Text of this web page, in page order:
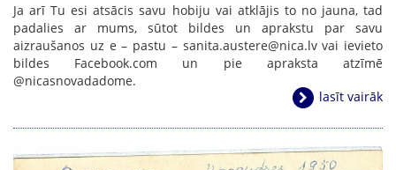
Ja arī Tu esi atsācis savu hobiju vai atklājis to no jauna, tad
padalies ar mums, sūtot bildes un aprakstu par savu
aizraušanos uz e – pastu – sanita.austere@nica.lv vai ievieto
bildes Facebook.com un pie apraksta atzīmē
@nicasnovadadome.
lasīt vairāk